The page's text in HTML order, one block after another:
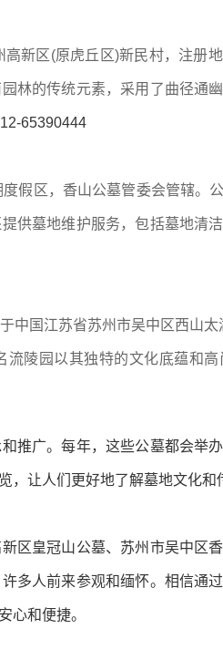
高新区(原虎丘区)新民村，注册
林的传统元素，采用了曲径通
65390444
假区，香山公墓管委会管辖。
供墓地维护服务，包括墓地清
中国江苏省苏州市吴中区西山
陵园以其独特的文化底蕴和
推广。每年，这些公墓都会举
让人们更好地了解墓地文化和
区皇冠山公墓、 苏州市吴中区
多人前来参观和缅怀。相信通
心和便捷。